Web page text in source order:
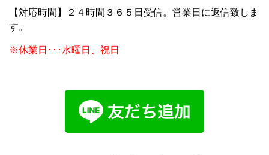
【対応時間】２４時間３６５日受信。営業日に返信致しま
す。
※休業日･･･水曜日、祝日